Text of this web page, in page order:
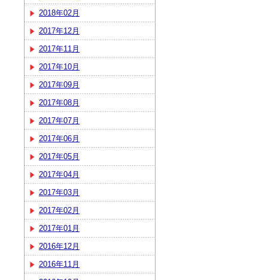
2018年02月
2017年12月
2017年11月
2017年10月
2017年09月
2017年08月
2017年07月
2017年06月
2017年05月
2017年04月
2017年03月
2017年02月
2017年01月
2016年12月
2016年11月